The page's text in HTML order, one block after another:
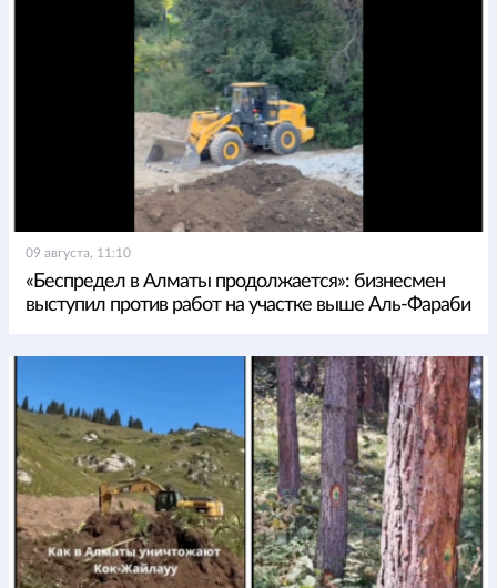
09 августа, 11:10
«Беспредел в Алматы продолжается»: бизнесмен
выступил против работ на участке выше Аль-Фараби